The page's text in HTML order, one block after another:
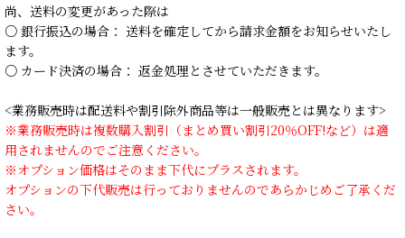
尚、送料の変更があった際は
○ 銀行振込の場合： 送料を確定してから請求金額をお知らせいたし
ます。
○ カード決済の場合： 返金処理とさせていただきます。
<業務販売時は配送料や割引除外商品等は一般販売とは異なります>
※業務販売時は複数購入割引（まとめ買い割引20％OFF!など）は適
用されませんのでご注意ください。
※オプション価格はそのまま下代にプラスされます。
オプションの下代販売は行っておりませんのであらかじめご了承くだ
さい。